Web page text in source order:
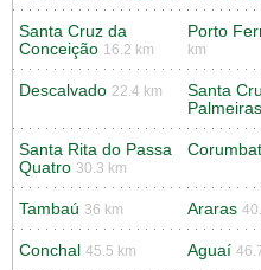
Santa Cruz da
Conceição 16.2 km
Porto
km
Descalvado 22.4 km
Santa
Palmeiras
Santa Rita do Passa
Quatro 30.3 km
Tambaú 36 km Araras
Conchal 45.5 km Aguaí